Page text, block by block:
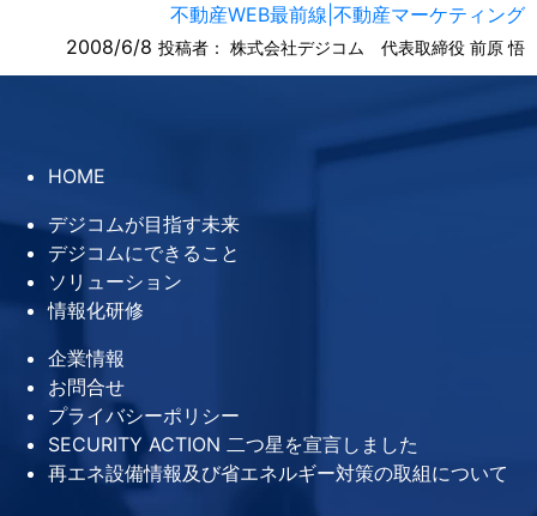
不動産WEB最前線|不動産マーケティング
2008/6/8 投稿者： 株式会社デジコム 代表取締役 前原 悟
HOME
デジコムが目指す未来
デジコムにできること
ソリューション
情報化研修
企業情報
お問合せ
プライバシーポリシー
SECURITY ACTION 二つ星を宣言しました
再エネ設備情報及び省エネルギー対策の取組について